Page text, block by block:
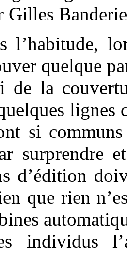
l’habitude,
quelque
de la
lignes
si
surprendre
d’édition
que rien
individus